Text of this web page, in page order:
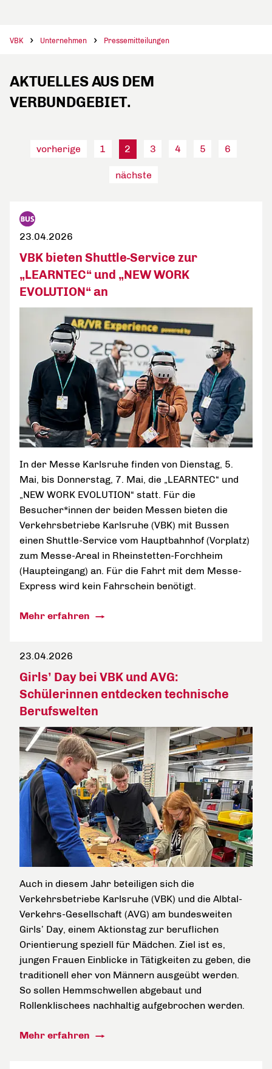
VBK Unternehmen Pressemitteilungen
AKTUELLES AUS DEM
VERBUNDGEBIET.
vorherige 1 2 3 4 5 6
nächste
23.04.2026
VBK bieten Shuttle-Service zur
„LEARNTEC“ und „NEW WORK
EVOLUTION“ an
In der Messe Karlsruhe finden von Dienstag, 5.
Mai, bis Donnerstag, 7. Mai, die „LEARNTEC“ und
„NEW WORK EVOLUTION“ statt. Für die
Besucher*innen der beiden Messen bieten die
Verkehrsbetriebe Karlsruhe (VBK) mit Bussen
einen Shuttle-Service vom Hauptbahnhof (Vorplatz)
zum Messe-Areal in Rheinstetten-Forchheim
(Haupteingang) an. Für die Fahrt mit dem Messe-
Express wird kein Fahrschein benötigt.
Mehr erfahren
23.04.2026
Girls’ Day bei VBK und AVG:
Schülerinnen entdecken technische
Berufswelten
Auch in diesem Jahr beteiligen sich die
Verkehrsbetriebe Karlsruhe (VBK) und die Albtal-
Verkehrs-Gesellschaft (AVG) am bundesweiten
Girls’ Day, einem Aktionstag zur beruflichen
Orientierung speziell für Mädchen. Ziel ist es,
jungen Frauen Einblicke in Tätigkeiten zu geben, die
traditionell eher von Männern ausgeübt werden.
So sollen Hemmschwellen abgebaut und
Rollenklischees nachhaltig aufgebrochen werden.
Mehr erfahren